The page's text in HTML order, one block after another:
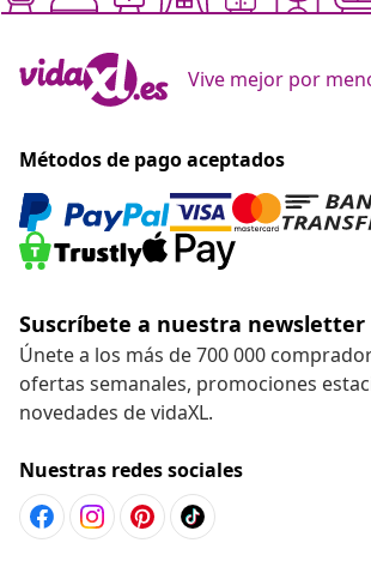
Vive mejor por
Métodos de pago aceptados
Suscríbete a nuestra newsletter
Únete a los más de 700 000
ofertas semanales, promociones
novedades de vidaXL.
Nuestras redes sociales